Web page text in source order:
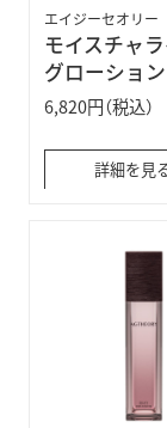
エイジーセオリー
モイスチャ
グローション
6,820円（税込）
詳細を見